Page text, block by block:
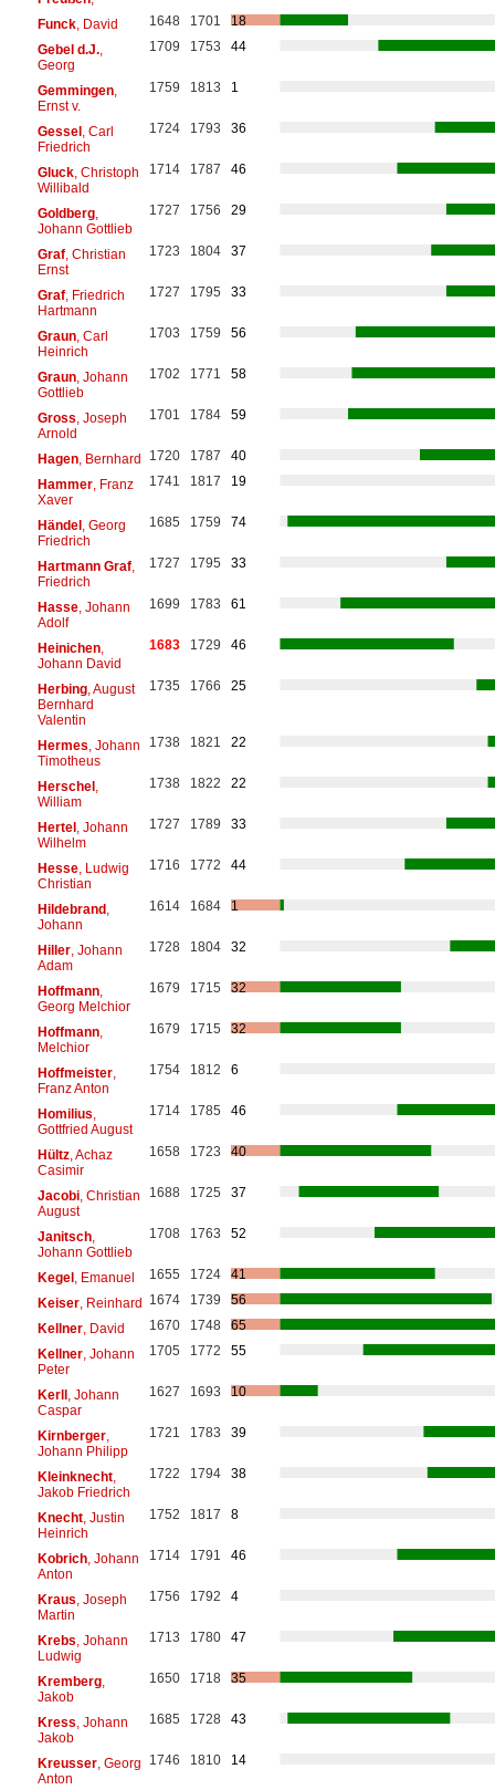
Funck, David 1648 1701
18
Gebel d.J.,
Georg
1709 1753 44
Gemmingen,
Ernst v.
1759 1813 1
Gessel, Carl
Friedrich
1724 1793 36
Gluck, Christoph
Willibald
1714 1787 46
Goldberg,
Johann Gottlieb
1727 1756 29
Graf, Christian
Ernst
1723 1804 37
Graf, Friedrich
Hartmann
1727 1795 33
Graun, Carl
Heinrich
1703 1759 56
Graun, Johann
Gottlieb
1702 1771 58
Gross , Joseph
Arnold
1701 1784 59
Hagen, Bernhard 1720 1787
40
Hammer, Franz
Xaver
1741 1817 19
Händel, Georg
Friedrich
1685 1759 74
Hartmann Graf,
Friedrich
1727 1795 33
Hasse, Johann
Adolf
1699 1783 61
Heinichen,
Johann David
1683 1729 46
Herbing, August
Bernhard
Valentin
1735 1766 25
Hermes , Johann
Timotheus
1738 1821 22
Herschel,
William
1738 1822 22
Hertel, Johann
Wilhelm
1727 1789 33
Hesse, Ludwig
Christian
1716 1772 44
Hildebrand,
Johann
1614 1684 1
Hiller, Johann
Adam
1728 1804 32
Hoffmann,
Georg Melchior
1679 1715 32
Hoffmann,
Melchior
1679 1715 32
Hoffmeister,
Franz Anton
1754 1812 6
Homilius
Gottfried August
1714 1785 46
Hültz, Achaz
Casimir
1658 1723 40
Jacobi, Christian
August
1688 1725 37
Janitsch,
Johann Gottlieb
1708 1763 52
Kegel, Emanuel 1655 1724
41
Keiser, Reinhard 1674 1739
56
Kellner, David 1670 1748
65
Kellner, Johann
Peter
1705 1772 55
Kerll, Johann
Caspar
1627 1693 10
Kirnberger,
Johann Philipp
1721 1783 39
Kleinknecht,
Jakob Friedrich
1722 1794 38
Knecht, Justin
Heinrich
1752 1817 8
Kobrich, Johann
Anton
1714 1791 46
Kraus , Joseph
Martin
1756 1792 4
Krebs , Johann
Ludwig
1713 1780 47
Kremberg,
Jakob
1650 1718 35
Kress , Johann
Jakob
1685 1728 43
Kreusser, Georg
Anton
1746 1810 14